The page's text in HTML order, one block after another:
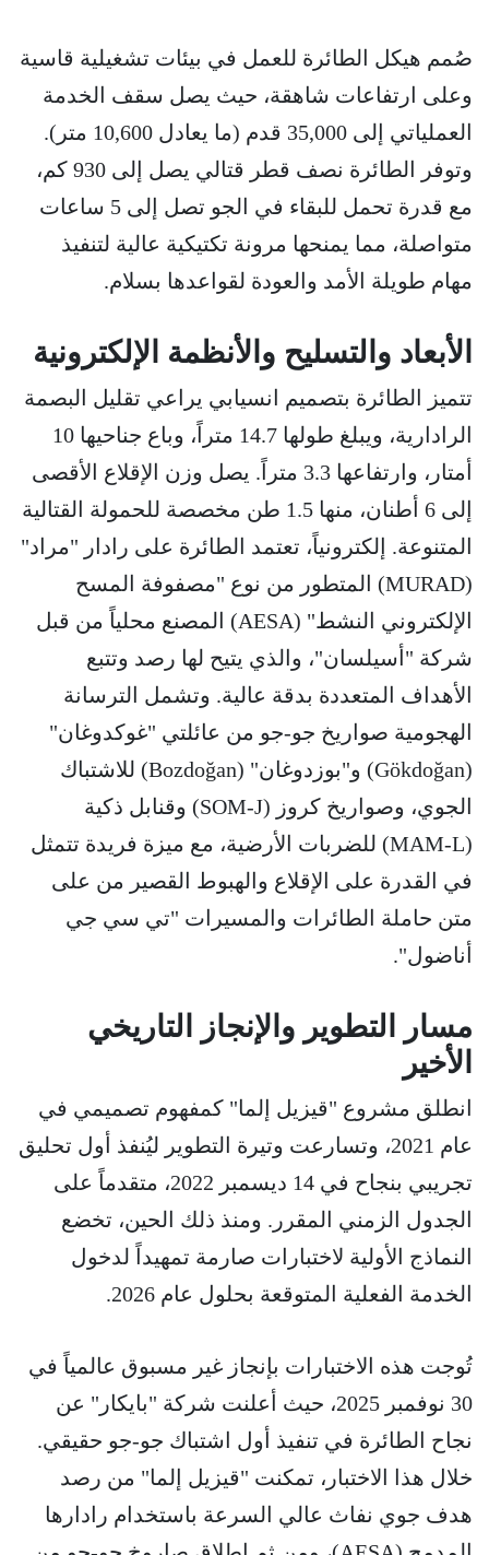
صُمم هيكل الطائرة للعمل في بيئات تشغيلية قاسية
وعلى ارتفاعات شاهقة، حيث يصل سقف الخدمة
العملياتي إلى 35,000 قدم (ما يعادل 10,600 متر).
وتوفر الطائرة نصف قطر قتالي يصل إلى 930 كم،
مع قدرة تحمل للبقاء في الجو تصل إلى 5 ساعات
متواصلة، مما يمنحها مرونة تكتيكية عالية لتنفيذ
مهام طويلة الأمد والعودة لقواعدها بسلام.
الأبعاد والتسليح والأنظمة الإلكترونية
تتميز الطائرة بتصميم انسيابي يراعي تقليل البصمة
الرادارية، ويبلغ طولها 14.7 متراً، وباع جناحيها 10
أمتار، وارتفاعها 3.3 متراً. يصل وزن الإقلاع الأقصى
إلى 6 أطنان، منها 1.5 طن مخصصة للحمولة القتالية
المتنوعة. إلكترونياً، تعتمد الطائرة على رادار "مراد"
(MURAD) المتطور من نوع "مصفوفة المسح
الإلكتروني النشط" (AESA) المصنع محلياً من قبل
شركة "أسيلسان"، والذي يتيح لها رصد وتتبع
الأهداف المتعددة بدقة عالية. وتشمل الترسانة
الهجومية صواريخ جو-جو من عائلتي "غوكدوغان"
(Gökdoğan) و"بوزدوغان" (Bozdoğan) للاشتباك
الجوي، وصواريخ كروز (SOM-J) وقنابل ذكية
(MAM-L) للضربات الأرضية، مع ميزة فريدة تتمثل
في القدرة على الإقلاع والهبوط القصير من على
متن حاملة الطائرات والمسيرات "تي سي جي
أناضول".
مسار التطوير والإنجاز التاريخي
الأخير
انطلق مشروع "قيزيل إلما" كمفهوم تصميمي في
عام 2021، وتسارعت وتيرة التطوير ليُنفذ أول تحليق
تجريبي بنجاح في 14 ديسمبر 2022، متقدماً على
الجدول الزمني المقرر. ومنذ ذلك الحين، تخضع
النماذج الأولية لاختبارات صارمة تمهيداً لدخول
الخدمة الفعلية المتوقعة بحلول عام 2026.
تُوجت هذه الاختبارات بإنجاز غير مسبوق عالمياً في
30 نوفمبر 2025، حيث أعلنت شركة "بايكار" عن
نجاح الطائرة في تنفيذ أول اشتباك جو-جو حقيقي.
خلال هذا الاختبار، تمكنت "قيزيل إلما" من رصد
هدف جوي نفاث عالي السرعة باستخدام رادارها